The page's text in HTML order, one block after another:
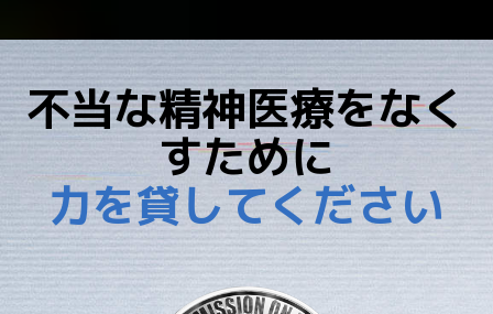
不当な精神医療をなく
すために
力を貸してください